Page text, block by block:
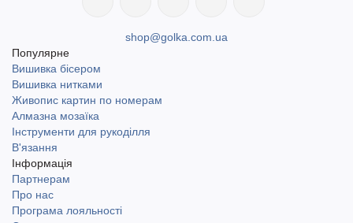
shop@golka.com.ua
Популярне
Вишивка бісером
Вишивка нитками
Живопис картин по номерам
Алмазна мозаїка
Інструменти для рукоділля
В'язання
Інформація
Партнерам
Про нас
Програма лояльності